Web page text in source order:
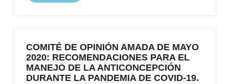
COMITÉ DE OPINIÓN AMADA DE MAYO
2020: RECOMENDACIONES PARA EL
MANEJO DE LA ANTICONCEPCIÓN
DURANTE LA PANDEMIA DE COVID-19.